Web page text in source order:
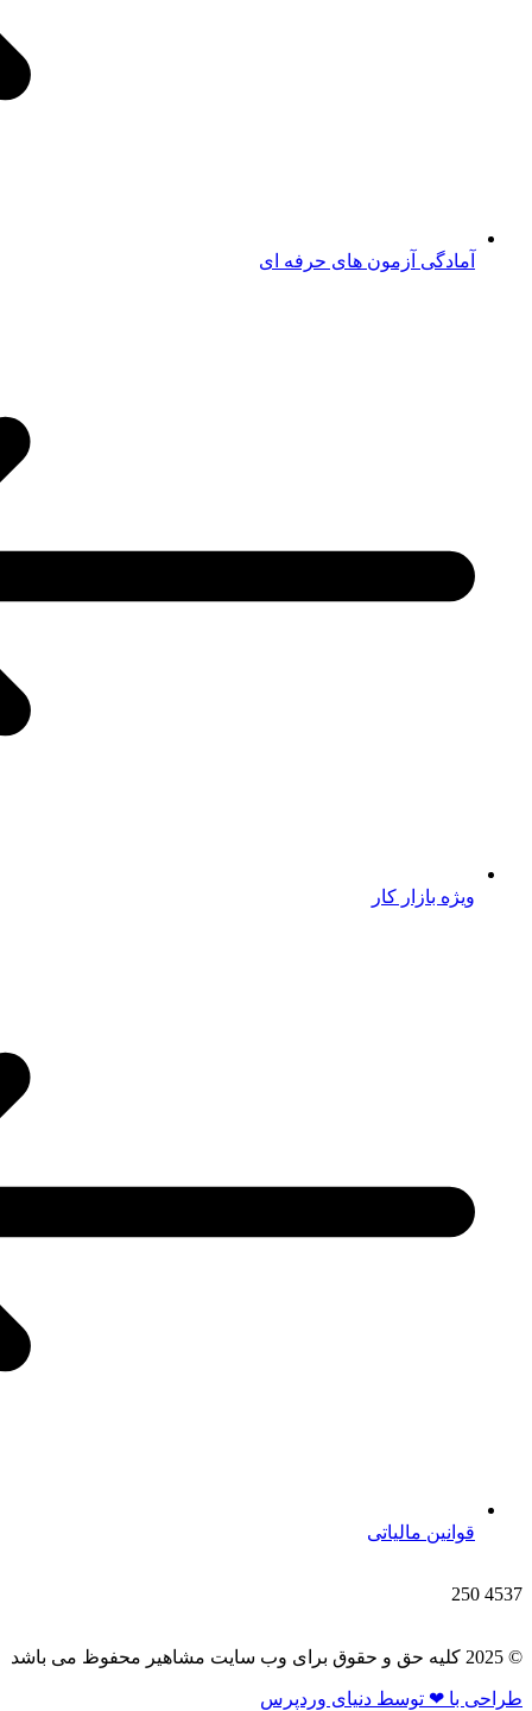
آمادگی آزمون های حرفه ای
ویژه بازار کار
قوانین مالیاتی
4537
250
© 2025 کلیه حق و حقوق برای وب سایت مشاهیر محفوظ می باشد
طراحی با ❤ توسط​ دنیای وردپرس